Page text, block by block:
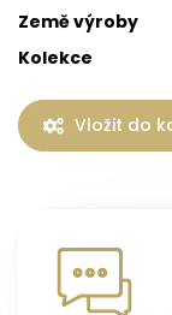
Země výroby
Kolekce
Vložit do